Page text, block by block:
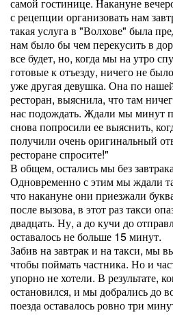
с рецепции организовать нам
такая услуга в "Волхове" была
нам было бы чем перекусить в
все будет, но, когда мы на утро
готовые к отъезду, ничего не
уже другая девушка. Она по
ресторан, выяснила, что там
нас подождать. Ждали мы минут
снова попросили ее выяснить,
получили очень оригинальный
ресторане спросите!"
В общем, остались мы без
Одновременно с этим мы ждали
что накануне они приезжали
после вызова, в этот раз такси
двадцать. Ну, а до кучи до
оставалось не больше 15 минут.
Забив на завтрак и на такси, мы
чтобы поймать частника. Но и
упорно не хотели. В результате,
остановился, и мы добрались до
поезда оставалось ровно три